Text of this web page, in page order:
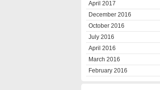
April 2017
December 2016
October 2016
July 2016
April 2016
March 2016
February 2016